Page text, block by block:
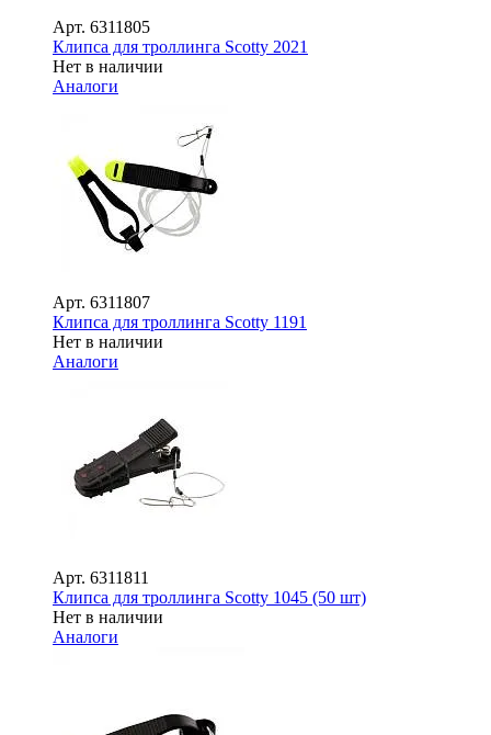
Арт. 6311805
Клипса для троллинга Scotty 2021
Нет в наличии
Аналоги
Арт. 6311807
Клипса для троллинга Scotty 1191
Нет в наличии
Аналоги
Арт. 6311811
Клипса для троллинга Scotty 1045 (50 шт)
Нет в наличии
Аналоги